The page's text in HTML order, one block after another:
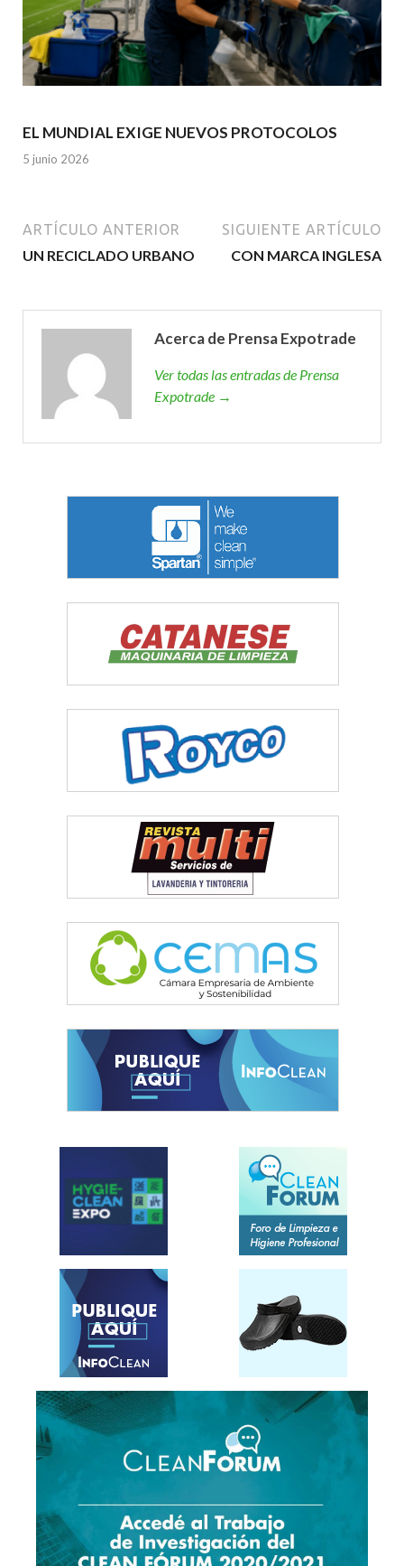
EL MUNDIAL EXIGE NUEVOS PROTOCOLOS
5 junio 2026
ARTÍCULO ANTERIOR
UN RECICLADO URBANO
SIGUIENTE ARTÍCULO
CON MARCA INGLESA
Acerca de Prensa Expotrade
Ver todas las entradas de Prensa
Expotrade →